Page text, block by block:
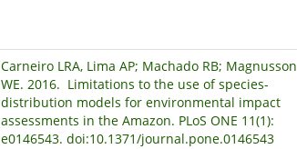
Carneiro LRA, Lima AP; Machado RB; Magnusson
WE. 2016. Limitations to the use of species-
distribution models for environmental impact
assessments in the Amazon. PLoS ONE 11(1):
e0146543. doi:10.1371/journal.pone.0146543